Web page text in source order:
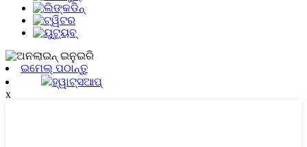
ଇମେଲ୍ ପଠାନ୍ତୁ
ହ୍ୱାଟ୍ସଆପ୍
x